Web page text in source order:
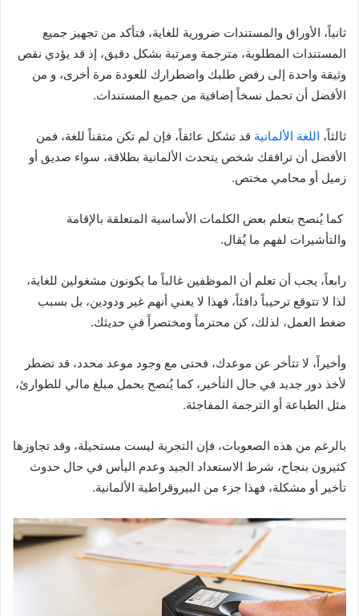
ثانياً، الأوراق والمستندات ضرورية للغاية، فتأكد من تجهيز جميع
المستندات المطلوبة، مترجمة ومرتبة بشكل دقيق، إذ قد يؤدي نقص
وثيقة واحدة إلى رفض طلبك واضطرارك للعودة مرة أخرى، و من
الأفضل أن تحمل نسخاً إضافية من جميع المستندات.
ثالثاً، اللغة الألمانية قد تشكل عائقاً، فإن لم تكن متقناً للغة، فمن
الأفضل أن ترافقك شخص يتحدث الألمانية بطلاقة، سواء صديق أو
زميل أو محامي مختص.
كما يُنصح بتعلم بعض الكلمات الأساسية المتعلقة بالإقامة
والتأشيرات لفهم ما يُقال.
رابعاً، يجب أن تعلم أن الموظفين غالباً ما يكونون مشغولين للغاية،
لذا لا تتوقع ترحيباً دافئاً، فهذا لا يعني أنهم غير ودودين، بل بسبب
ضغط العمل، لذلك، كن محترماً ومختصراً في حديثك.
وأخيراً، لا تتأخر عن موعدك، فحتى مع وجود موعد محدد، قد تضطر
لأخذ دور جديد في حال التأخير، كما يُنصح بحمل مبلغ مالي للطوارئ،
مثل الطباعة أو الترجمة المفاجئة.
بالرغم من هذه الصعوبات، فإن التجربة ليست مستحيلة، وقد تجاوزها
كثيرون بنجاح، شرط الاستعداد الجيد وعدم اليأس في حال حدوث
تأخير أو مشكلة، فهذا جزء من البيروقراطية الألمانية.